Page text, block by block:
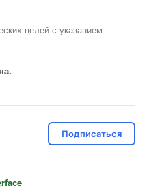
целей с указанием
Подписаться